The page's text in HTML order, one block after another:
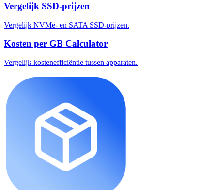
Vergelijk SSD-prijzen
Vergelijk NVMe- en SATA SSD-prijzen.
Kosten per GB Calculator
Vergelijk kostenefficiëntie tussen apparaten.